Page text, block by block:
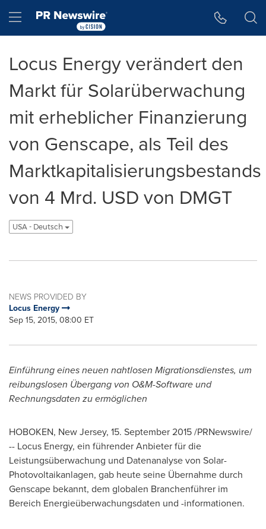
Hamburger menu
Locus Energy verändert den
Markt für Solarüberwachung
mit erheblicher Finanzierung
von Genscape, als Teil des
Marktkapitalisierungsbestands
von 4 Mrd. USD von DMGT
USA - Deutsch
NEWS PROVIDED BY
Locus Energy
Sep 15, 2015, 08:00 ET
Einführung eines neuen nahtlosen Migrationsdienstes, um
reibungslosen Übergang von O&M-Software und
Rechnungsdaten zu ermöglichen
HOBOKEN, New Jersey, 15. September 2015/PRNewswire/
-- Locus Energy, ein führender Anbieter für die
Leistungsüberwachung und Datenanalyse von Solar-
Photovoltaikanlagen, gab heute seine Übernahme durch
Genscape bekannt, dem globalen Branchenführer im
Bereich Energieüberwachungsdaten und -informationen.